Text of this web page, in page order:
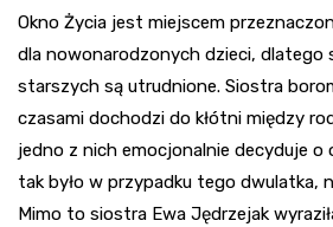
Okno Życia jest miejscem
dla nowonarodzonych dzieci, dlatego
starszych są utrudnione. Siostra
czasami dochodzi do kłótni między
jedno z nich emocjonalnie decyduje o
tak było w przypadku tego dwulatka,
Mimo to siostra Ewa Jędrzejak